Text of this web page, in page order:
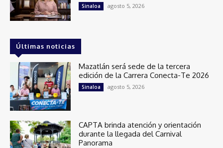
Sinaloa agosto 5, 2026
Últimas noticias
Mazatlán será sede de la tercera
edición de la Carrera Conecta-Te 2026
Sinaloa agosto 5, 2026
CAPTA brinda atención y orientación
durante la llegada del Carnival
Panorama